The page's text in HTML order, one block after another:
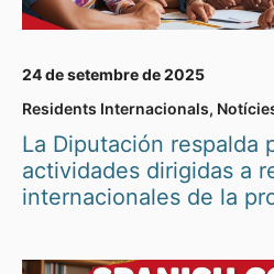
24 de setembre de 2025
Residents Internacionals,
La Diputación respalda
actividades dirigidas a
internacionales de la